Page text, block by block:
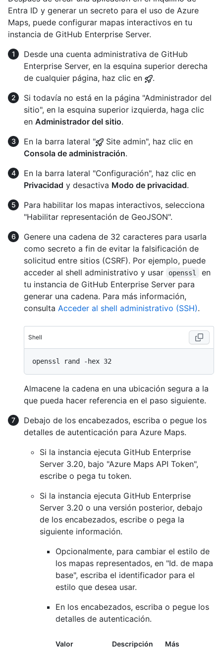
Entra ID y generar un secreto para el uso de Azure
Maps, puede configurar mapas interactivos en tu
instancia de GitHub Enterprise Server.
Desde una cuenta administrativa de GitHub
Enterprise Server, en la esquina superior derecha
de cualquier página, haz clic en
.
Si todavía no está en la página "Administrador del
sitio", en la esquina superior izquierda, haga clic
en Administrador del sitio.
En la barra lateral "
Site admin", haz clic en
Consola de administración.
En la barra lateral "Configuración", haz clic en
Privacidad y desactiva Modo de privacidad.
Para habilitar los mapas interactivos, selecciona
"Habilitar representación de GeoJSON".
Genere una cadena de 32 caracteres para usarla
como secreto a fin de evitar la falsificación de
solicitud entre sitios (CSRF). Por ejemplo, puede
acceder al shell administrativo y usar
openssl
en
tu instancia de GitHub Enterprise Server para
generar una cadena. Para más información,
consulta Acceder al shell administrativo (SSH).
Shell
Almacene la cadena en una ubicación segura a la
que pueda hacer referencia en el paso siguiente.
Debajo de los encabezados, escriba o pegue los
detalles de autenticación para Azure Maps.
Si la instancia ejecuta GitHub Enterprise
Server 3.20, bajo "Azure Maps API Token",
escribe o pega tu token.
Si la instancia ejecuta GitHub Enterprise
Server 3.20 o una versión posterior, debajo
de los encabezados, escribe o pega la
siguiente información.
Opcionalmente, para cambiar el estilo de
los mapas representados, en "Id. de mapa
base", escriba el identificador para el
estilo que desea usar.
En los encabezados, escriba o pegue los
detalles de autenticación.
Valor Descripción
Más